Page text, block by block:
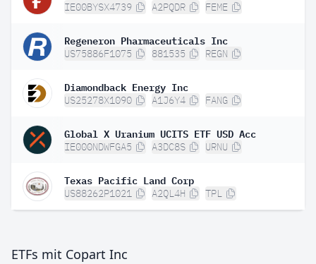
IE00BYSX4739 A2PQDR FEME
Regeneron Pharmaceuticals Inc
US75886F1075 881535 REGN
Diamondback Energy Inc
US25278X1090 A1J6Y4 FANG
Global X Uranium UCITS ETF USD Acc
IE000NDWFGA5 A3DC8S URNU
Texas Pacific Land Corp
US88262P1021 A2QL4H TPL
ETFs mit Copart Inc